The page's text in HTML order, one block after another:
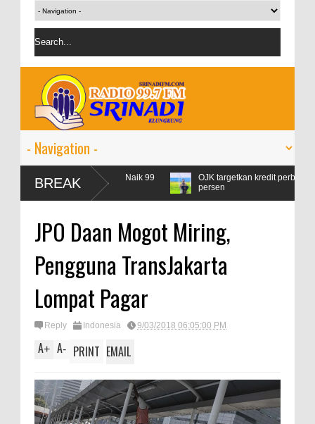
BREAK
Pertamax Naik 99
OJK targetkan kredit perbankan pada 2024
persen
JPO Daan Mogot Miring,
Pengguna TransJakarta
Lompat Pagar
Reply Indonesia 9/03/2018 06:05:00 PM
A+ A- PRINT EMAIL